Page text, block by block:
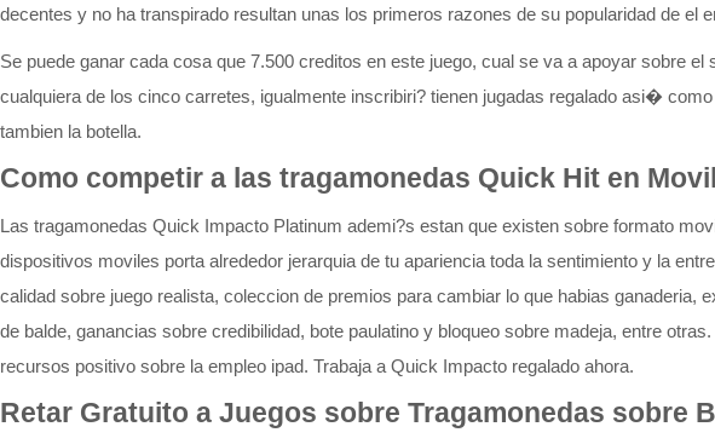
decentes y no ha transpirado resultan unas los primeros razones de su popularidad de el
Se puede ganar cada cosa que 7.500 creditos en este juego, cual se va a apoyar sobre
cualquiera de los cinco carretes, igualmente inscribiri? tienen jugadas regalado asi�
tambien la botella.
Como competir a las tragamonedas Quick Hit en Movil
Las tragamonedas Quick Impacto Platinum ademi?s estan que existen sobre formato
dispositivos moviles porta alrededor jerarquia de tu apariencia toda la sentimiento y la
calidad sobre juego realista, coleccion de premios para cambiar lo que habias
de balde, ganancias sobre credibilidad, bote paulatino y bloqueo sobre madeja, entre
recursos positivo sobre la empleo ipad. Trabaja a Quick Impacto regalado ahora.
Retar Gratuito a Juegos sobre Tragamonedas sobre